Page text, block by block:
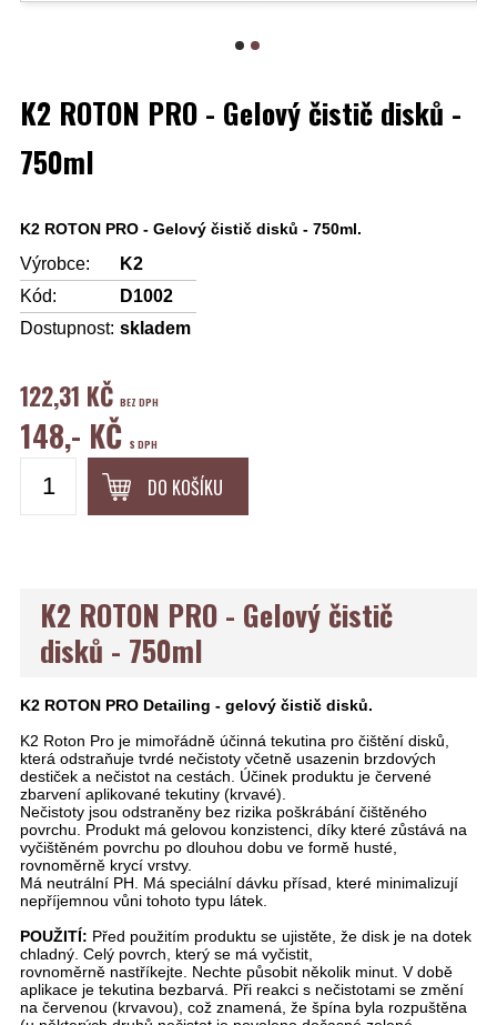
K2 ROTON PRO - Gelový čistič disků -
750ml
K2 ROTON PRO - Gelový čistič disků - 750ml.
Výrobce:
K2
Kód:
D1002
Dostupnost: skladem
122,31 KČ BEZ DPH
148,- KČ S DPH
DO KOŠÍKU
K2 ROTON PRO - Gelový čistič
disků - 750ml
K2 ROTON PRO Detailing - gelový čistič disků.
K2 Roton Pro je mimořádně účinná tekutina pro čištění disků,
která odstraňuje tvrdé nečistoty včetně usazenin brzdových
destiček a nečistot na cestách. Účinek produktu je červené
zbarvení aplikované tekutiny (krvavé).
Nečistoty jsou odstraněny bez rizika poškrábání čištěného
povrchu. Produkt má gelovou konzistenci, díky které zůstává na
vyčištěném povrchu po dlouhou dobu ve formě husté,
rovnoměrně krycí vrstvy.
Má neutrální PH. Má speciální dávku přísad, které minimalizují
nepříjemnou vůni tohoto typu látek.
POUŽITÍ: Před použitím produktu se ujistěte, že disk je na dotek
chladný. Celý povrch, který se má vyčistit,
rovnoměrně nastříkejte. Nechte působit několik minut. V době
aplikace je tekutina bezbarvá. Při reakci s nečistotami se změní
na červenou (krvavou), což znamená, že špína byla rozpuštěna